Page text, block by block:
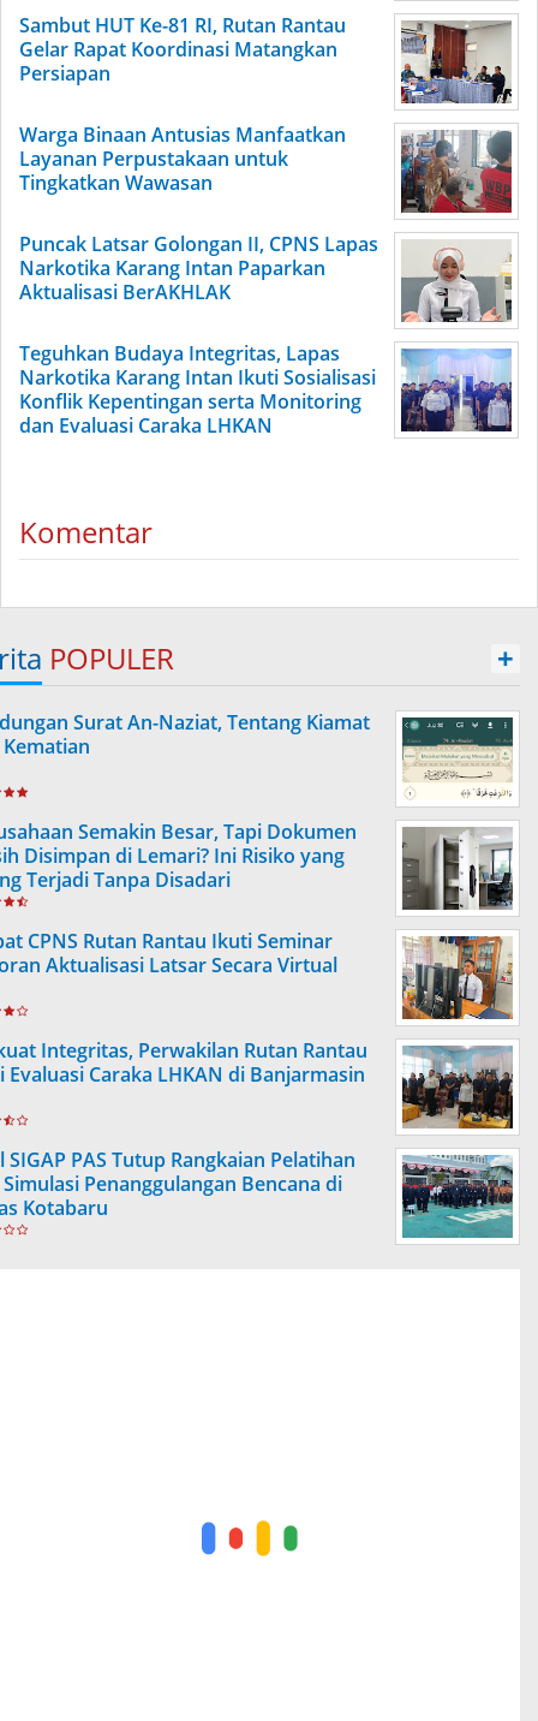
Sambut HUT Ke-81 RI, Rutan Rantau
Gelar Rapat Koordinasi Matangkan
Persiapan
Warga Binaan Antusias Manfaatkan
Layanan Perpustakaan untuk
Tingkatkan Wawasan
Puncak Latsar Golongan II, CPNS Lapas
Narkotika Karang Intan Paparkan
Aktualisasi BerAKHLAK
Teguhkan Budaya Integritas, Lapas
Narkotika Karang Intan Ikuti Sosialisasi
Konflik Kepentingan serta Monitoring
dan Evaluasi Caraka LHKAN
Komentar
POPULER +
Surat An-Naziat, Tentang Kiamat
Semakin Besar, Tapi Dokumen
Disimpan di Lemari? Ini Risiko yang
Terjadi Tanpa Disadari
CPNS Rutan Rantau Ikuti Seminar
Aktualisasi Latsar Secara Virtual
Integritas, Perwakilan Rutan Rantau
Evaluasi Caraka LHKAN di Banjarmasin
SIGAP PAS Tutup Rangkaian Pelatihan
Penanggulangan Bencana di
Kotabaru